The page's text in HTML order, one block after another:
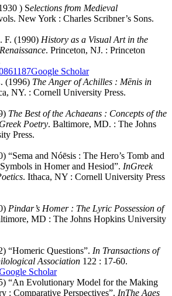
) Selections from Medieval
New York : Charles Scribner’s Sons.
F. (1990) History as a Visual Art in the
. Princeton, NJ. : Princeton
Google Scholar
(1996) The Anger of Achilles : Mēnis in
NY. : Cornell University Press.
The Best of the Achaeans : Concepts of the
Poetry. Baltimore, MD. : The Johns
Press.
“Sema and Nóēsis : The Hero’s Tomb and
in Homer and Hesiod”. InGreek
. Ithaca, NY : Cornell University Press
Pindar’s Homer : The Lyric Possession of
MD : The Johns Hopkins University
“Homeric Questions”. In Transactions of
Association 122 : 17-60.
Scholar
“An Evolutionary Model for the Making
: Comparative Perspectives”. InThe Ages